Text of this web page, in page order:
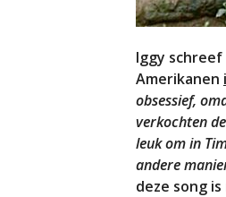
Iggy
Amerikanen
obsessief,
verkochten
leuk om in
andere
deze song